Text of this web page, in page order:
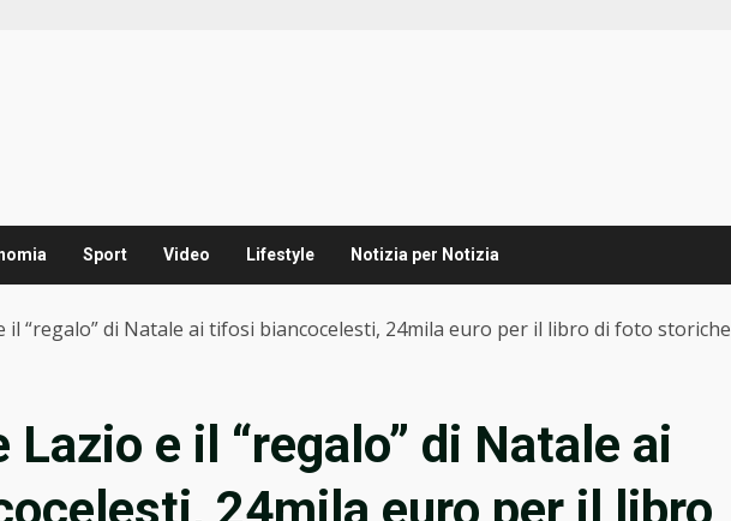
Sport Video Lifestyle Notizia per Notizia
il “regalo” di Natale ai tifosi biancocelesti, 24mila euro per il libro di foto storiche
Lazio e il “regalo” di Natale ai